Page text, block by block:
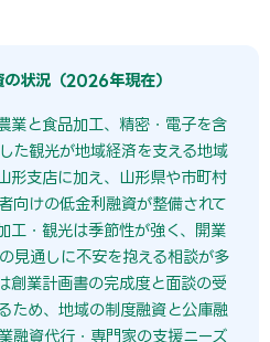
状況（2026年現在）
業と食品加工、精密・電子を含
た観光が地域経済を支える地域
形支店に加え、山形県や市町村
向けの低金利融資が整備されて
工・観光は季節性が強く、開業
見通しに不安を抱える相談が多
創業計画書の完成度と面談の受
ため、地域の制度融資と公庫融
融資代行・専門家の支援ニーズ